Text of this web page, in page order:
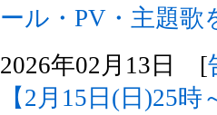
ール・PV・主題歌
2026年02月13日 [
【2月15日(日)25